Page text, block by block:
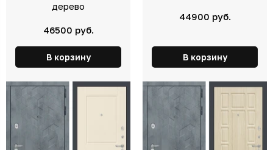
дерево
46500 руб.
В корзину
44900 руб.
В корзину